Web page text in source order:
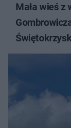
Mała wieś z